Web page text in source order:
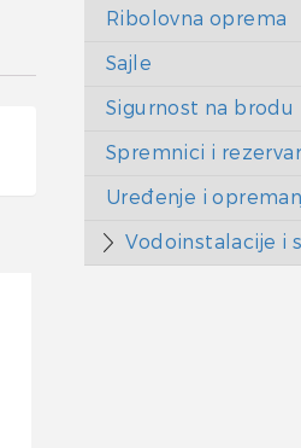
Ribolovna oprema
Sajle
Sigurnost na brodu
Spremnici i
Uređenje i
Vodoinstalacije i